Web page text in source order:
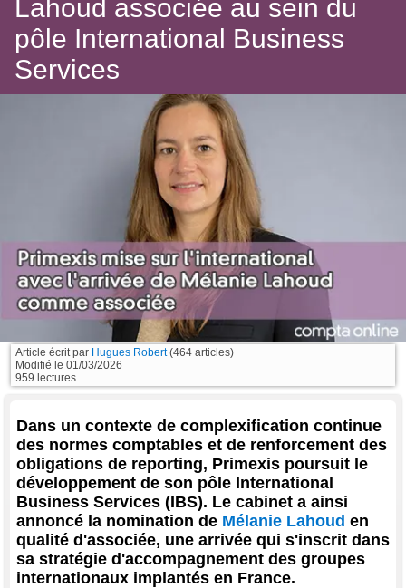
Lahoud associée au sein du
pôle International Business
Services
Article écrit par Hugues Robert(464 articles)
Modifié le 01/03/2026
959 lectures
Dans un contexte de complexification continue
des normes comptables et de renforcement des
obligations de reporting, Primexis poursuit le
développement de son pôle International
Business Services (IBS). Le cabinet a ainsi
annoncé la nomination de Mélanie Lahoud en
qualité d'associée, une arrivée qui s'inscrit dans
sa stratégie d'accompagnement des groupes
internationaux implantés en France.